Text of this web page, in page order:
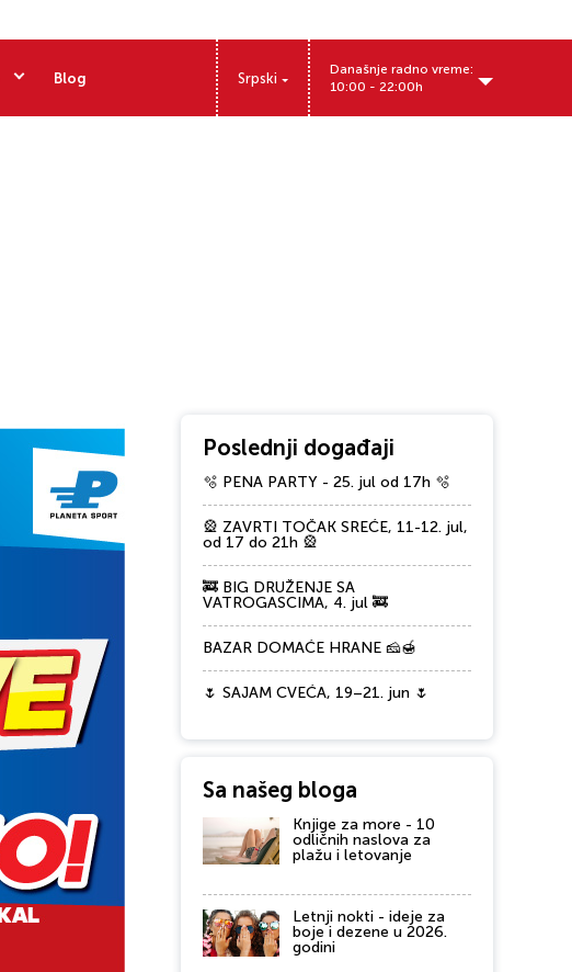
Blog Srpski
Današnje radno vreme:
10:00 - 22:00h
Poslednji događaji
🫧 PENA PARTY - 25. jul od 17h 🫧
🎡 ZAVRTI TOČAK SREĆE, 11-12. jul,
od 17 do 21h 🎡
🚒 BIG DRUŽENJE SA
VATROGASCIMA, 4. jul 🚒
BAZAR DOMAĆE HRANE 🧀🍯
🌷 SAJAM CVEĆA, 19–21. jun 🌷
Sa našeg bloga
Knjige za more - 10
odličnih naslova za
plažu i letovanje
Letnji nokti - ideje za
boje i dezene u 2026.
godini